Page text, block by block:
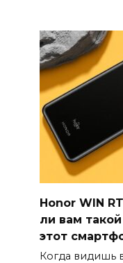
Honor WIN
ли вам
этот
Когда видишь в